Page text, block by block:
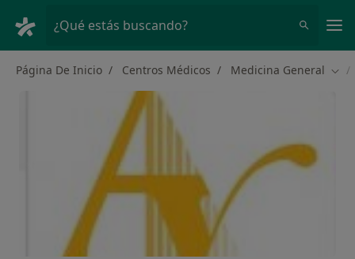
¿Qué estás buscando?
Página De Inicio Centros Médicos Medicina General